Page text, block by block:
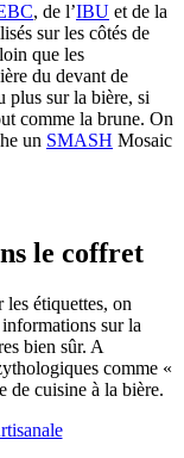
, de l’IBU et de la
sur les côtés de
que les
du devant de
plus sur la bière, si
comme la brune. On
un SMASH Mosaic
le coffret
étiquettes, on
sur la
bien sûr. A
comme «
de cuisine à la bière.